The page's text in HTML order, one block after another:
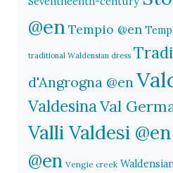
@en Tempio @en
traditional Waldensian dress
d'Angrogna @en
ValdesinaVal
Valli Valdesi @en
@en Vengie creek